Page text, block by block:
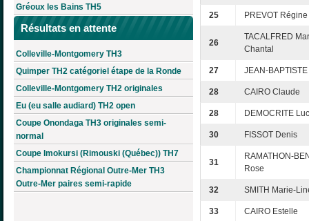
Gréoux les Bains TH5
Résultats en attente
Colleville-Montgomery TH3
Quimper TH2 catégoriel étape de la Ronde
Colleville-Montgomery TH2 originales
Eu (eu salle audiard) TH2 open
Coupe Onondaga TH3 originales semi-
normal
Coupe Imokursi (Rimouski (Québec)) TH7
Championnat Régional Outre-Mer TH3
Outre-Mer paires semi-rapide
25 PREVOT Régine
26
TACALFRED
Chantal
27 JEAN-
28 CAIRO Claude
28 DEMOCRITE
30 FISSOT Denis
31
RAMATHON-
Rose
32 SMITH Marie-
33 CAIRO Estelle